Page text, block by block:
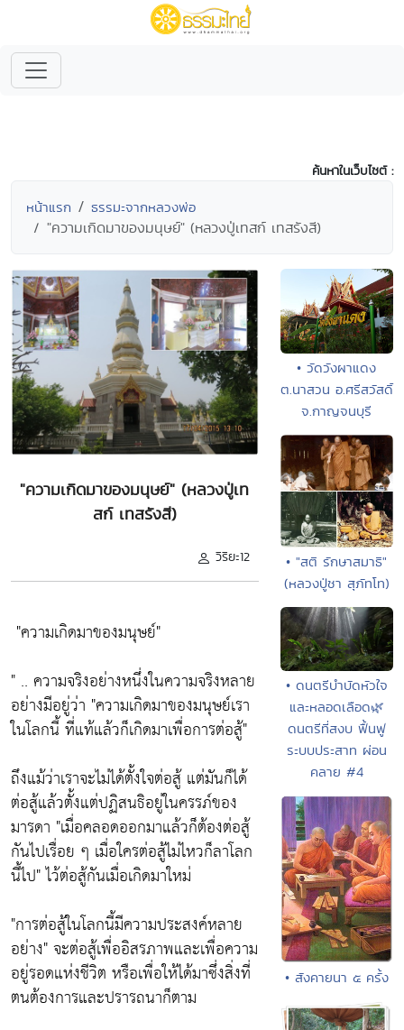
ค้นหาในเว็บไซต์ :
หน้าแรก ธรรมะจากหลวงพ่อ
"ความเกิดมาของมนุษย์" (หลวงปู่เทสก์ เทสรังสี)
"ความเกิดมาของมนุษย์" (หลวงปู่เท
สก์ เทสรังสี)
วิริยะ12
"ความเกิดมาของมนุษย์"
" .. ความจริงอย่างหนึ่งในความจริงหลาย
อย่างมีอยู่ว่า "ความเกิดมาของมนุษย์เรา
ในโลกนี้ ที่แท้แล้วก็เกิดมาเพื่อการต่อสู้"
ถึงแม้ว่าเราจะไม่ได้ตั้งใจต่อสู้ แต่มันก็ได้
ต่อสู้แล้วตั้งแต่ปฏิสนธิอยู่ในครรภ์ของ
มารดา "เมื่อคลอดออกมาแล้วก็ต้องต่อสู้
กันไปเรื่อย ๆ เมื่อใครต่อสู้ไม่ไหวก็ลาโลก
นี้ไป"ไว้ต่อสู้กันเมื่อเกิดมาใหม่
"การต่อสู้ในโลกนี้มีความประสงค์หลาย
อย่าง"จะต่อสู้เพื่ออิสรภาพและเพื่อความ
อยู่รอดแห่งชีวิต หรือเพื่อให้ได้มาซึ่งสิ่งที่
ตนต้องการและปรารถนาก็ตาม
• วัดวังผาแดง
ต.นาสวน อ.ศรีสวัสดิ์
จ.กาญจนบุรี
• "สติ รักษาสมาธิ"
(หลวงปู่ชา สุภัทโท)
• ดนตรีบำบัดหัวใจ
และหลอดเลือด🌿
ดนตรีที่สงบ ฟื้นฟู
ระบบประสาท ผ่อน
คลาย #4
• สังคายนา ๕ ครั้ง